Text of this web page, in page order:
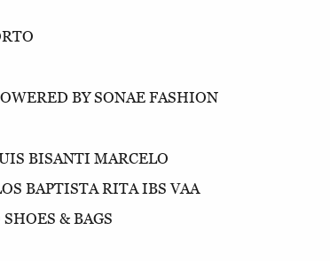
BY SONAE FASHION
BISANTI MARCELO
BAPTISTA RITA IBS VAA
& BAGS